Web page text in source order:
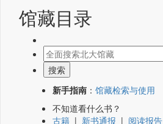
馆藏目录
新手指南 ： 馆藏检索与使用
不知道看什么书？
古籍 | 新书通报 | 阅读报告